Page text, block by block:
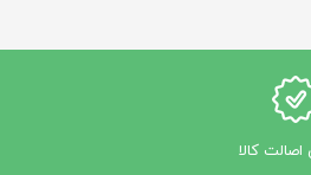
کالا